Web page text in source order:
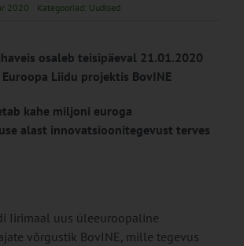
2020 Kategooriad: Uudised
osaleb teisipäeval 21.01.2020
Liidu projektis BovINE
kahe miljoni euroga
alast innovatsioonitegevust terves
Iirimaal uus üleeuroopaline
võrgustik BovINE, mille tegevus